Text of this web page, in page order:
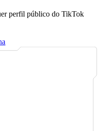
perfil público do TikTok